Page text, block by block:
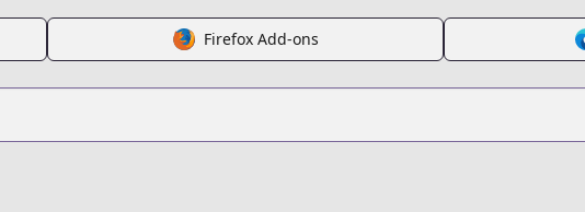
www.cdjapan.co.jp/product/NEOBK-2371660
no-eiyuu-betsu-ni-skill-nanka-iranakattan-daga
Firefox Add-ons